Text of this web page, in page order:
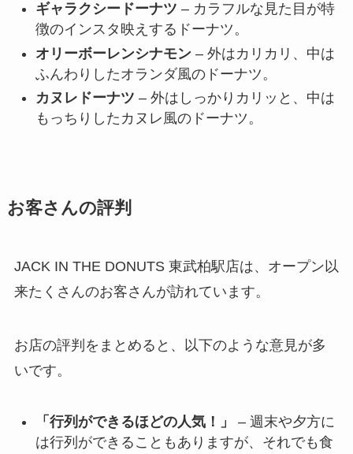
ギャラクシードーナツ – カラフルな見た目が特
徴のインスタ映えするドーナツ。
オリーボーレンシナモン– 外はカリカリ、中は
ふんわりしたオランダ風のドーナツ。
カヌレドーナツ – 外はしっかりカリッと、中は
もっちりしたカヌレ風のドーナツ。
お客さんの評判
JACK IN THE DONUTS 東武柏駅店は、オープン以
来たくさんのお客さんが訪れています。
お店の評判をまとめると、以下のような意見が多
いです。
「行列ができるほどの人気！」
– 週末や夕方に
は行列ができることもありますが、それでも食